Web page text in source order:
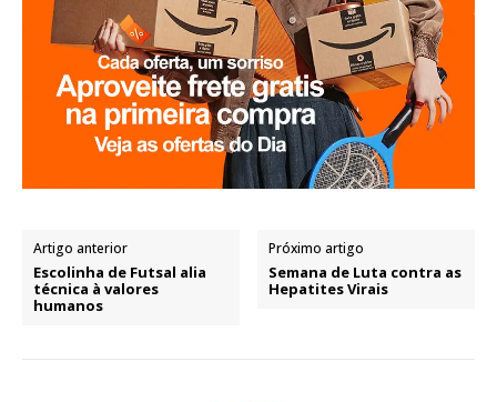
Artigo anterior
Escolinha de Futsal alia
técnica à valores
humanos
Próximo artigo
Semana de Luta contra as
Hepatites Virais